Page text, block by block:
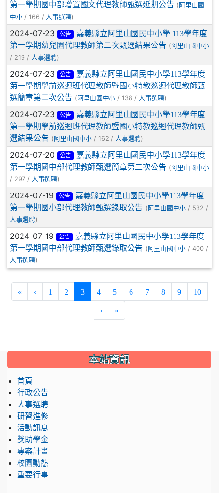
第一學期國中部增置國文代理教師甄選延期公告 (阿里山國
中小 / 166 / 人事選聘)
2024-07-23 公告
嘉義縣立阿里山國民中小學 113學年度
第一學期幼兒園代理教師第二次甄選結果公告 ( 阿里山國中小
/ 219 / 人事選聘)
2024-07-23 公告
嘉義縣立阿里山國民中小學113學年度
第一學期學前巡迴班代理教師暨國小特教巡迴代理教師甄
選簡章第二次公告 (阿里山國中小 / 138 / 人事選聘)
2024-07-23 公告
嘉義縣立阿里山國民中小學113學年度
第一學期學前巡迴班代理教師暨國小特教巡迴代理教師甄
選結果公告 ( 阿里山國中小 / 162 / 人事選聘)
2024-07-20 公告
嘉義縣立阿里山國民中小學113學年度
第一學期國中部代理教師甄選簡章第二次公告 (阿里山國中小
/ 297 / 人事選聘)
2024-07-19 公告
嘉義縣立阿里山國民中小學113學年度
第一學期國小部代理教師甄選錄取公告 ( 阿里山國中小 / 532 /
人事選聘)
2024-07-19 公告
嘉義縣立阿里山國民中小學113學年度
第一學期國中部代理教師甄選錄取公告 (阿里山國中小 / 400 /
人事選聘)
« ‹ 1 2 3(current)
4 5 6 7 8 9 10
› »
::: 本站資訊
首頁
行政公告
人事選聘
研習進修
活動訊息
獎助學金
專案計畫
校園動態
重要行事